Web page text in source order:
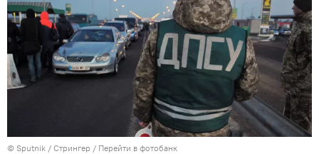
© Sputnik / Стрингер / Перейти в фотобанк